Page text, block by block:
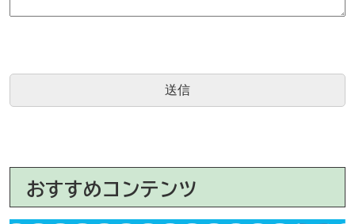
おすすめコンテンツ